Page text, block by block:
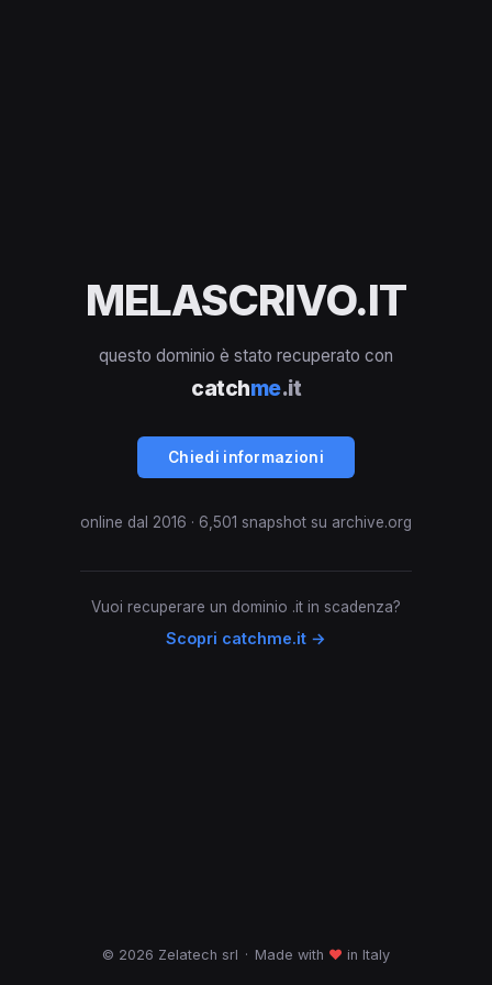
MELASCRIVO.IT
questo dominio è stato recuperato con
catchme.it
Chiedi informazioni
online dal 2016 · 6,501 snapshot su archive.org
Vuoi recuperare un dominio .it in scadenza?
Scopri catchme.it →
© 2026 Zelatech srl · Made with ♥ in Italy